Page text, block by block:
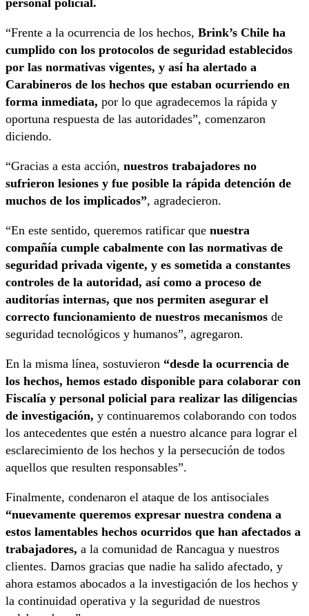
“Frente a la ocurrencia de los hechos, Brink’s Chile ha
cumplido con los protocolos de seguridad establecidos
por las normativas vigentes, y así ha alertado a
Carabineros de los hechos que estaban ocurriendo en
forma inmediata, por lo que agradecemos la rápida y
oportuna respuesta de las autoridades”, comenzaron
diciendo.
“Gracias a esta acción, nuestros trabajadores no
sufrieron lesiones y fue posible la rápida detención de
muchos de los implicados”, agradecieron.
“En este sentido, queremos ratificar que nuestra
compañía cumple cabalmente con las normativas de
seguridad privada vigente, y es sometida a constantes
controles de la autoridad, así como a proceso de
auditorías internas, que nos permiten asegurar el
correcto funcionamiento de nuestros mecanismos de
seguridad tecnológicos y humanos”, agregaron.
En la misma línea, sostuvieron “desde la ocurrencia de
los hechos, hemos estado disponible para colaborar con
Fiscalía y personal policial para realizar las diligencias
de investigación, y continuaremos colaborando con todos
los antecedentes que estén a nuestro alcance para lograr el
esclarecimiento de los hechos y la persecución de todos
aquellos que resulten responsables”.
Finalmente, condenaron el ataque de los antisociales
“nuevamente queremos expresar nuestra condena a
estos lamentables hechos ocurridos que han afectados a
trabajadores, a la comunidad de Rancagua y nuestros
clientes. Damos gracias que nadie ha salido afectado, y
ahora estamos abocados a la investigación de los hechos y
la continuidad operativa y la seguridad de nuestros